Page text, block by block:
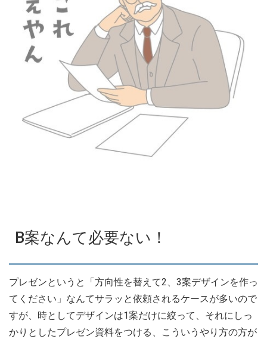
B案なんて必要ない！
プレゼンというと「方向性を替えて2、3案デザインを作っ
てください」なんてサラッと依頼されるケースが多いので
すが、時としてデザインは1案だけに絞って、それにしっ
かりとしたプレゼン資料をつける、こういうやり方の方が